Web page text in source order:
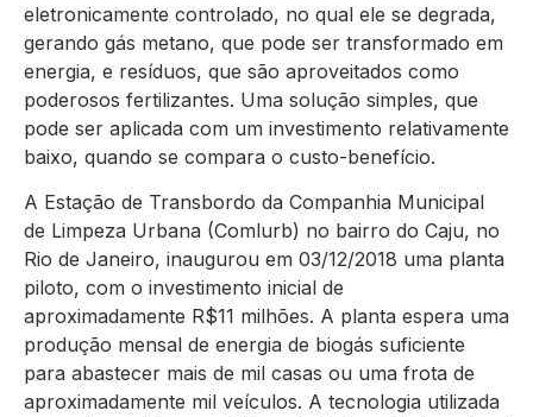
eletronicamente controlado, no qual ele se degrada,
gerando gás metano, que pode ser transformado em
energia, e resíduos, que são aproveitados como
poderosos fertilizantes. Uma solução simples, que
pode ser aplicada com um investimento relativamente
baixo, quando se compara o custo-benefício.
A Estação de Transbordo da Companhia Municipal
de Limpeza Urbana (Comlurb) no bairro do Caju, no
Rio de Janeiro, inaugurou em 03/12/2018 uma planta
piloto, com o investimento inicial de
aproximadamente R$11 milhões. A planta espera uma
produção mensal de energia de biogás suficiente
para abastecer mais de mil casas ou uma frota de
aproximadamente mil veículos. A tecnologia utilizada